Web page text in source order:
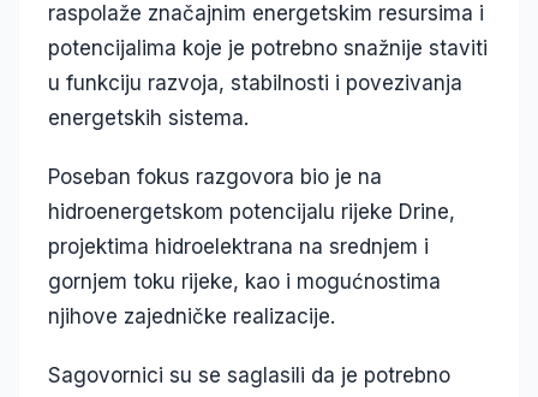
raspolaže značajnim energetskim resursima i
potencijalima koje je potrebno snažnije staviti
u funkciju razvoja, stabilnosti i povezivanja
energetskih sistema.
Poseban fokus razgovora bio je na
hidroenergetskom potencijalu rijeke Drine,
projektima hidroelektrana na srednjem i
gornjem toku rijeke, kao i mogućnostima
njihove zajedničke realizacije.
Sagovornici su se saglasili da je potrebno